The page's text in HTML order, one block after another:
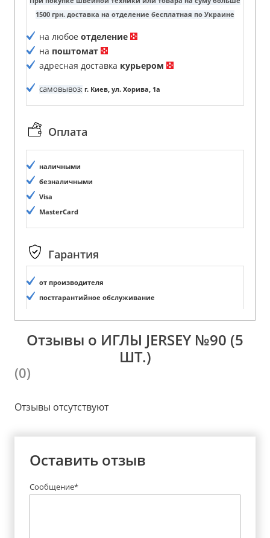
1500 грн. доставка на отделение бесплатная по Украине
на любое отделение
на поштомат
адресная доставка курьером
самовывоз: г. Киев, ул. Хорива, 1а
Оплата
наличными
безналичными
Visa
MasterCard
Гарантия
от производителя
постгарантийное обслуживание
Отзывы о ИГЛЫ JERSEY №90 (5
ШТ.)
(0)
Отзывы отсутствуют
Оставить отзыв
Сообщение*